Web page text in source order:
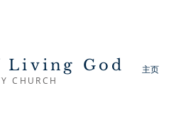
Living God
CHURCH
主页